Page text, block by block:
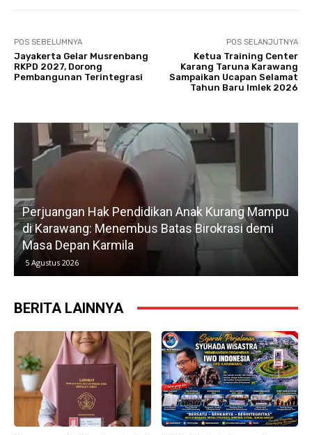
POS SEBELUMNYA
Jayakerta Gelar Musrenbang
RKPD 2027, Dorong
Pembangunan Terintegrasi
POS SELANJUTNYA
Ketua Training Center
Karang Taruna Karawang
Sampaikan Ucapan Selamat
Tahun Baru Imlek 2026
Pendidikan Anak Kurang Mampu
Batas Birokrasi demi
Gerak Cepat H.
Petani,
Kedua
BERITA LAINNYA